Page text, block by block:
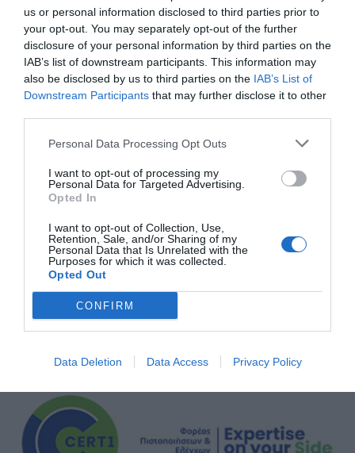
us or personal information disclosed to third parties prior to
your opt-out. You may separately opt-out of the further
disclosure of your personal information by third parties on the
IAB’s list of downstream participants. This information may
also be disclosed by us to third parties on the IAB’s List of
Downstream Participants that may further disclose it to other
Personal Data Processing Opt Outs
I want to opt-out of processing my
Personal Data for Targeted Advertising.
Opted In
I want to opt-out of Collection, Use,
Retention, Sale, and/or Sharing of my
Personal Data that Is Unrelated with the
Purposes for which it was collected.
Opted Out
CONFIRM
Data Deletion Data Access Privacy Policy
ένα Toyota και ένα Volkswagen, ιδιοκτησίας των 2
ηγετικών αδελφών. Και τα 2 κατασχέθηκαν ως
μέσα τέλεσης των αξιόποινων πράξεων.
Οι κατηγορούμενοι οδηγήθηκαν στην έδρα της
Οι 58 τεκμηριωμένες πράξεις και το εύρος της
ζημίας
Από την έρευνα ταυτοποιήθηκαν συνολικά 58
οργάνωση φέρεται να διέπραξε σε πανελλαδική
κλίμακα από τον Νοέμβριο του 2025.